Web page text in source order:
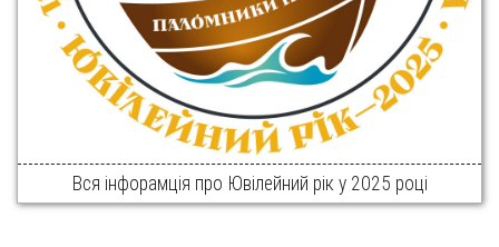
Вся інфорамція про Ювілейний рік у 2025 році